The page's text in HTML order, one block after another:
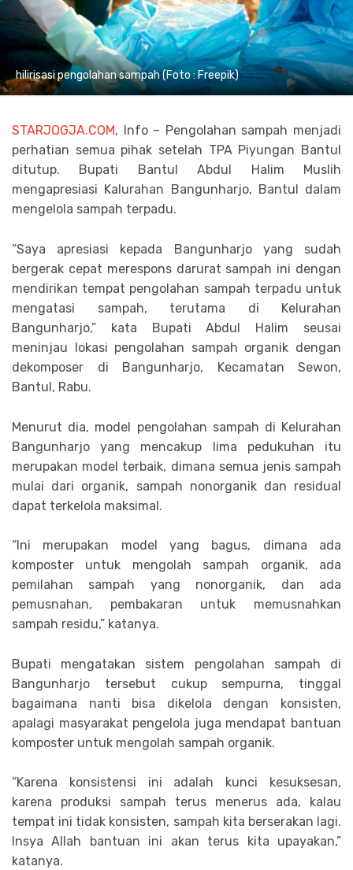
hilirisasi pengolahan sampah (Foto : Freepik)
STARJOGJA.COM, Info – Pengolahan sampah menjadi
perhatian semua pihak setelah TPA Piyungan Bantul
ditutup. Bupati Bantul Abdul Halim Muslih
mengapresiasi Kalurahan Bangunharjo, Bantul dalam
mengelola sampah terpadu.
“Saya apresiasi kepada Bangunharjo yang sudah
bergerak cepat merespons darurat sampah ini dengan
mendirikan tempat pengolahan sampah terpadu untuk
mengatasi sampah, terutama di Kelurahan
Bangunharjo,” kata Bupati Abdul Halim seusai
meninjau lokasi pengolahan sampah organik dengan
dekomposer di Bangunharjo, Kecamatan Sewon,
Bantul, Rabu.
Menurut dia, model pengolahan sampah di Kelurahan
Bangunharjo yang mencakup lima pedukuhan itu
merupakan model terbaik, dimana semua jenis sampah
mulai dari organik, sampah nonorganik dan residual
dapat terkelola maksimal.
“Ini merupakan model yang bagus, dimana ada
komposter untuk mengolah sampah organik, ada
pemilahan sampah yang nonorganik, dan ada
pemusnahan, pembakaran untuk memusnahkan
sampah residu,” katanya.
Bupati mengatakan sistem pengolahan sampah di
Bangunharjo tersebut cukup sempurna, tinggal
bagaimana nanti bisa dikelola dengan konsisten,
apalagi masyarakat pengelola juga mendapat bantuan
komposter untuk mengolah sampah organik.
“Karena konsistensi ini adalah kunci kesuksesan,
karena produksi sampah terus menerus ada, kalau
tempat ini tidak konsisten, sampah kita berserakan lagi.
Insya Allah bantuan ini akan terus kita upayakan,”
katanya.